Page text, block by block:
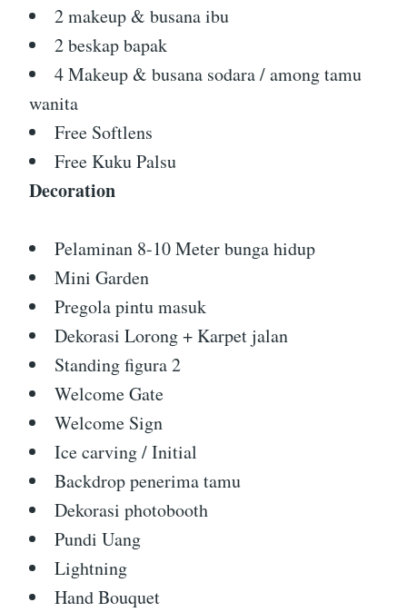
2 makeup & busana ibu
2 beskap bapak
4 Makeup & busana sodara / among tamu
wanita
Free Softlens
Free Kuku Palsu
Decoration
Pelaminan 8-10 Meter bunga hidup
Mini Garden
Pregola pintu masuk
Dekorasi Lorong + Karpet jalan
Standing figura 2
Welcome Gate
Welcome Sign
Ice carving / Initial
Backdrop penerima tamu
Dekorasi photobooth
Pundi Uang
Lightning
Hand Bouquet